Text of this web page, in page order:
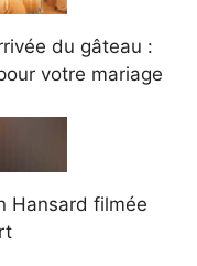
du gâteau :
votre mariage
Hansard filmée